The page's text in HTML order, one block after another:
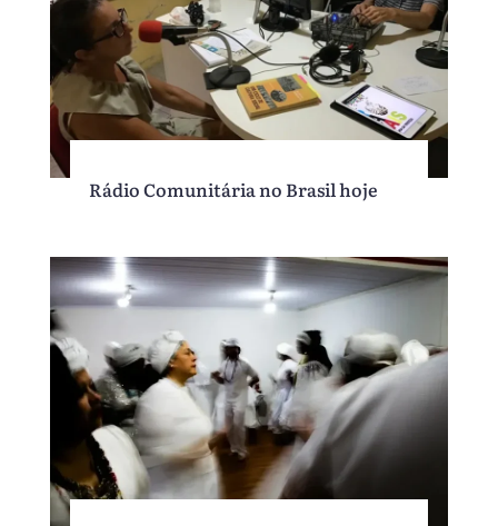
Rádio Comunitária no Brasil hoje